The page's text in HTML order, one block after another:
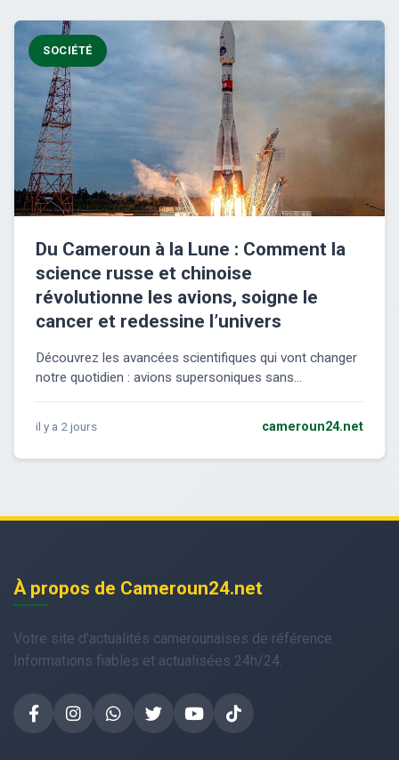
SOCIÉTÉ
Du Cameroun à la Lune : Comment la
science russe et chinoise
révolutionne les avions, soigne le
cancer et redessine l’univers
Découvrez les avancées scientifiques qui vont changer
notre quotidien : avions supersoniques sans...
il y a 2 jours cameroun24.net
À propos de Cameroun24.net
Votre site d'actualités camerounaises de référence.
Informations fiables et actualisées 24h/24.